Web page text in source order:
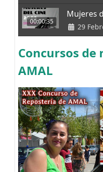
00:00:35
Mujeres
29
Concursos de
AMAL